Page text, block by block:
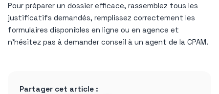
Pour préparer un dossier efficace, rassemblez tous les
justificatifs demandés, remplissez correctement les
formulaires disponibles en ligne ou en agence et
n’hésitez pas à demander conseil à un agent de la CPAM.
Partager cet article :